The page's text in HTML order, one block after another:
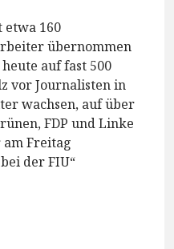
etwa 160
übernommen
auf fast 500
vor Journalisten in
wachsen, auf über
FDP und Linke
Freitag
der FIU“